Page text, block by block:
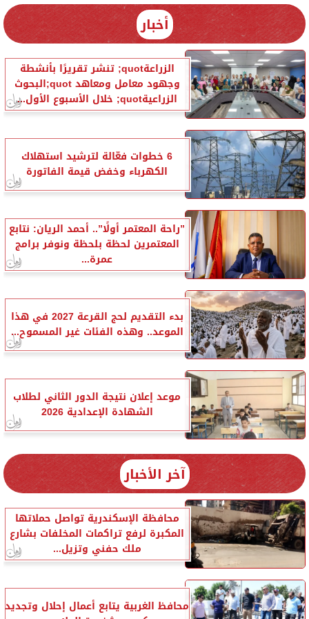
أخبار
الزراعةquot; تنشر تقريرًا بأنشطة
وجهود معامل ومعاهد quot;البحوث
الزراعيةquot; خلال الأسبوع الأول...
6 خطوات فعّالة لترشيد استهلاك
الكهرباء وخفض قيمة الفاتورة
”راحة المعتمر أولًا”.. أحمد الريان: نتابع
المعتمرين لحظة بلحظة ونوفر برامج
عمرة...
بدء التقديم لحج القرعة 2027 في هذا
الموعد.. وهذه الفئات غير المسموح...
موعد إعلان نتيجة الدور الثاني لطلاب
الشهادة الإعدادية 2026
آخر الأخبار
محافظة الإسكندرية تواصل حملاتها
المكبرة لرفع تراكمات المخلفات بشارع
ملك حفني وتزيل...
محافظ الغربية يتابع أعمال إحلال وتجديد